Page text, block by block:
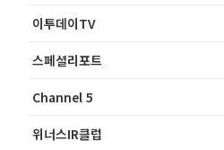
이투데이TV
스페셜리포트
Channel 5
위너스IR클럽